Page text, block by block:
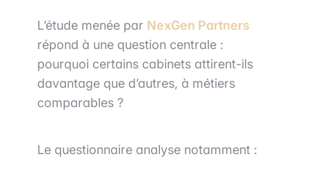
L’étude menée par NexGen Partners
répond à une question centrale :
pourquoi certains cabinets attirent-ils
davantage que d’autres, à métiers
comparables ?
Le questionnaire analyse notamment :